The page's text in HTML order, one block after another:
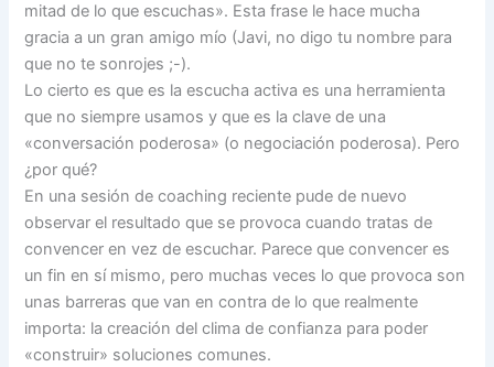
mitad de lo que escuchas». Esta frase le hace mucha
gracia a un gran amigo mío (Javi, no digo tu nombre para
que no te sonrojes ;-).
Lo cierto es que es la escucha activa es una herramienta
que no siempre usamos y que es la clave de una
«conversación poderosa» (o negociación poderosa). Pero
¿por qué?
En una sesión de coaching reciente pude de nuevo
observar el resultado que se provoca cuando tratas de
convencer en vez de escuchar. Parece que convencer es
un fin en sí mismo, pero muchas veces lo que provoca son
unas barreras que van en contra de lo que realmente
importa: la creación del clima de confianza para poder
«construir» soluciones comunes.